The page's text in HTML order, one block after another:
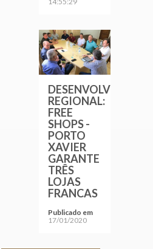
REGIONAL:
FREE
SHOPS -
PORTO
XAVIER
GARANTE
TRÊS
LOJAS
FRANCAS
Publicado em
17/01/2020